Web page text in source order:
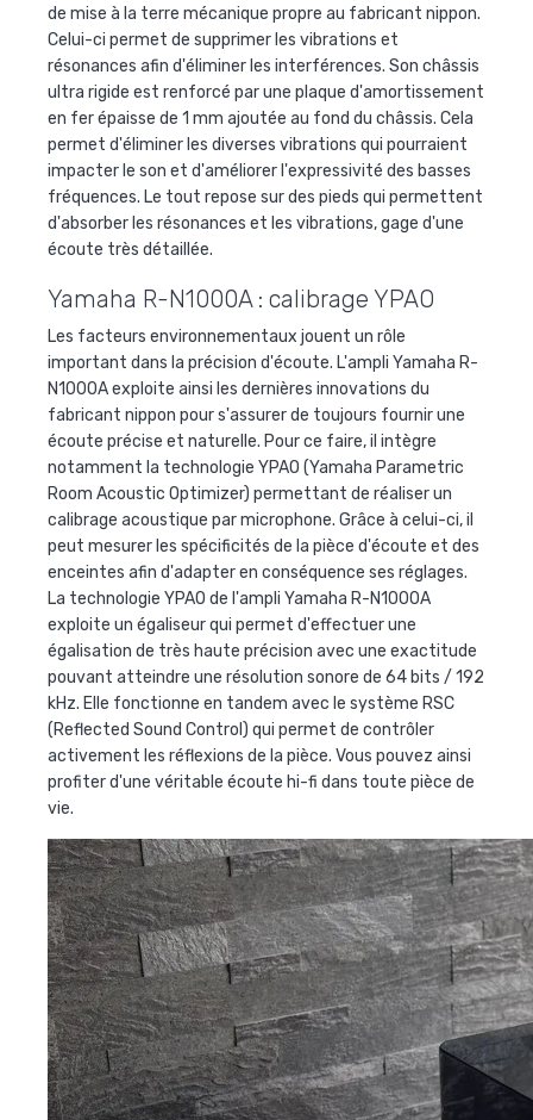
de mise à la terre mécanique propre au fabricant nippon.
Celui-ci permet de supprimer les vibrations et
résonances afin d'éliminer les interférences. Son châssis
ultra rigide est renforcé par une plaque d'amortissement
en fer épaisse de 1 mm ajoutée au fond du châssis. Cela
permet d'éliminer les diverses vibrations qui pourraient
impacter le son et d'améliorer l'expressivité des basses
fréquences. Le tout repose sur des pieds qui permettent
d'absorber les résonances et les vibrations, gage d'une
écoute très détaillée.
Yamaha R-N1000A : calibrage YPAO
Les facteurs environnementaux jouent un rôle
important dans la précision d'écoute. L'ampli Yamaha R-
N1000A exploite ainsi les dernières innovations du
fabricant nippon pour s'assurer de toujours fournir une
écoute précise et naturelle. Pour ce faire, il intègre
notamment la technologie YPAO (Yamaha Parametric
Room Acoustic Optimizer) permettant de réaliser un
calibrage acoustique par microphone. Grâce à celui-ci, il
peut mesurer les spécificités de la pièce d'écoute et des
enceintes afin d'adapter en conséquence ses réglages.
La technologie YPAO de l'ampli Yamaha R-N1000A
exploite un égaliseur qui permet d'effectuer une
égalisation de très haute précision avec une exactitude
pouvant atteindre une résolution sonore de 64 bits / 192
kHz. Elle fonctionne en tandem avec le système RSC
(Reflected Sound Control) qui permet de contrôler
activement les réflexions de la pièce. Vous pouvez ainsi
profiter d'une véritable écoute hi-fi dans toute pièce de
vie.